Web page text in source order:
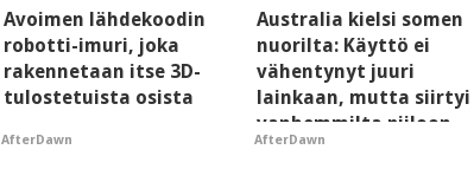
Avoimen lähdekoodin
robotti-imuri, joka
rakennetaan itse 3D-
tulostetuista osista
AfterDawn
Australia kielsi somen
nuorilta: Käyttö ei
vähentynyt juuri
lainkaan, mutta siirtyi
vanhemmilta piiloon
AfterDawn